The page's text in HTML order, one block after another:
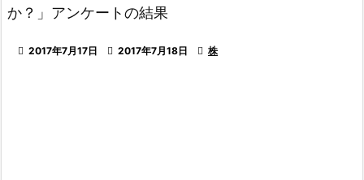
か？」アンケートの結果
 2017年7月17日  2017年7月18日  株